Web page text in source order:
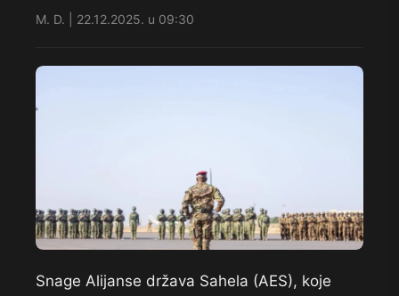
M. D. | 22.12.2025. u 09:30
Snage Alijanse država Sahela (AES), koje